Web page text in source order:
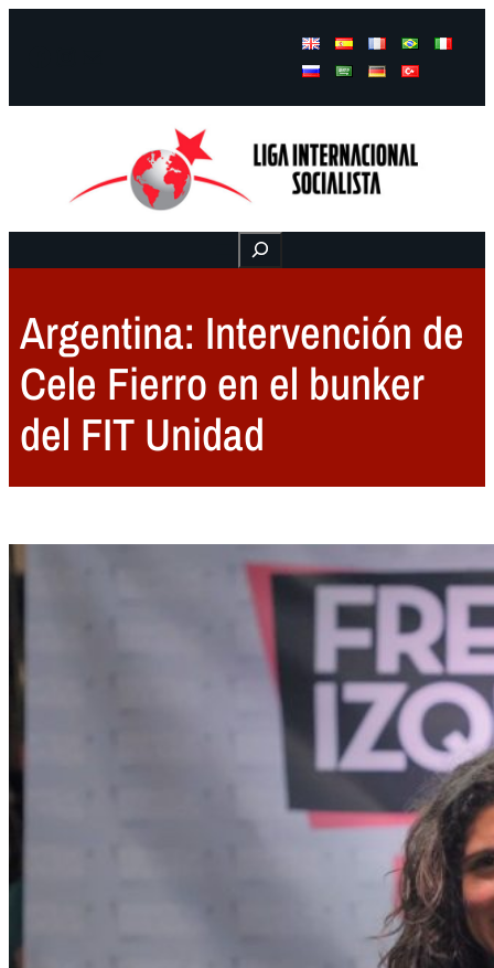
Buscar
Argentina: Intervención de
Cele Fierro en el bunker
del FIT Unidad